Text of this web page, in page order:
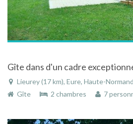
Lieurey (17 km), Eure, Haute-
Gîte
2 chambres 7